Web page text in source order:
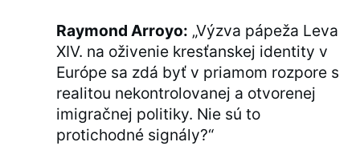
Raymond Arroyo: „Výzva pápeža Leva
XIV. na oživenie kresťanskej identity v
Európe sa zdá byť v priamom rozpore s
realitou nekontrolovanej a otvorenej
imigračnej politiky. Nie sú to
protichodné signály?“